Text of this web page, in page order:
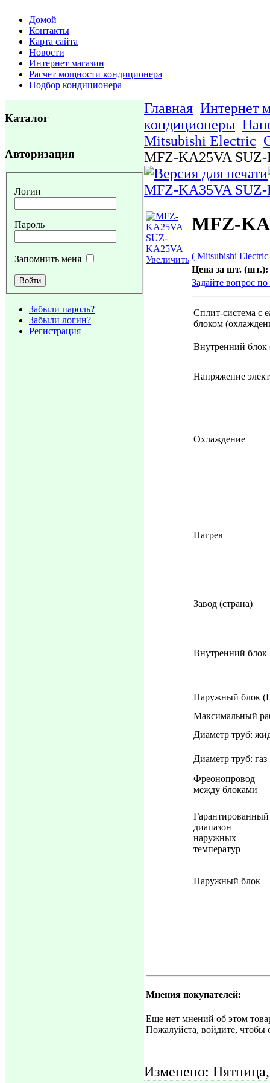
Домой
Контакты
Карта сайта
Новости
Интернет магазин
Расчет мощности кондиционера
Подбор кондиционера
Каталог
Авторизация
Логин
Пароль
Запомнить меня
Забыли пароль?
Забыли логин?
Регистрация
Главная Интернет
кондиционеры
Mitsubishi Electric
MFZ-KA25VA
MFZ-KA35VA
Увеличить
MFZ-
( Mitsubishi Electric
Цена за шт. (шт.):
Задайте вопрос
Сплит-система с
блоком
Внутренний
Напряжение
Охлаждение
Нагрев
Завод (страна)
Внутренний блок
Наружный блок
Максимальный
Диаметр труб:
Диаметр труб: газ
Фреонопровод
между блоками
Гарантированный
диапазон
наружных
температур
Наружный блок
Мнения покупателей:
Еще нет мнений об этом
Пожалуйста, войдите, чтобы
Изменено: